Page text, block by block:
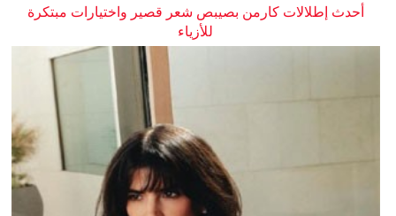
أحدث إطلالات كارمن بصيبص شعر قصير واختيارات مبتكرة
للأزياء